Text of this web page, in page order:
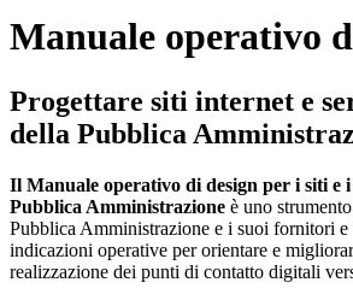
Manuale operativo
Progettare siti internet e
della Pubblica
Il Manuale operativo di design per i siti e
Pubblica Amministrazione è uno
Pubblica Amministrazione e i suoi fornitori
indicazioni operative per orientare e
realizzazione dei punti di contatto digitali